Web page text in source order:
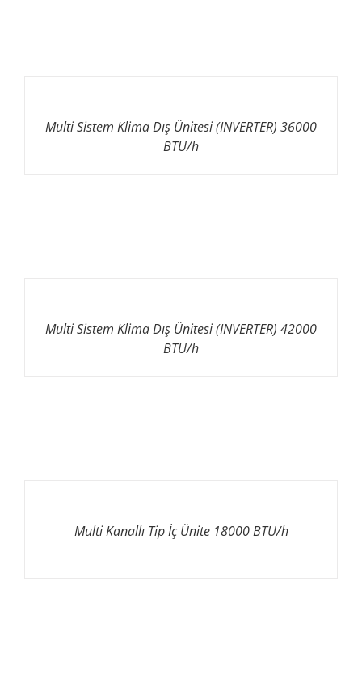
Multi Sistem Klima Dış Ünitesi (INVERTER) 36000
BTU/h
Multi Sistem Klima Dış Ünitesi (INVERTER) 42000
BTU/h
Multi Kanallı Tip İç Ünite 18000 BTU/h